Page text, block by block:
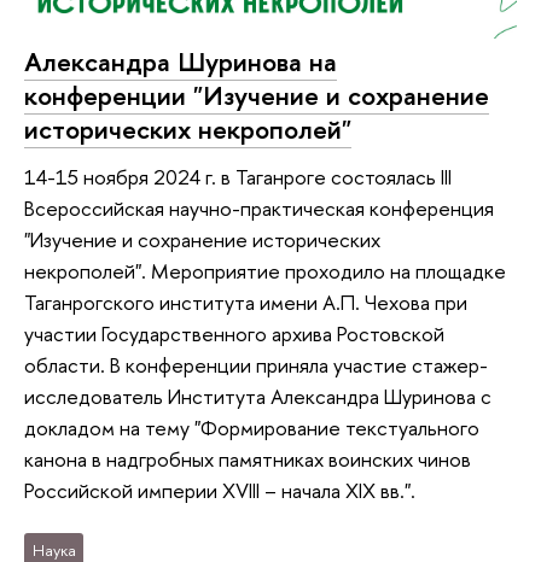
Александра Шуринова на
конференции "Изучение и сохранение
исторических некрополей"
14-15 ноября 2024 г. в Таганроге состоялась III
Всероссийская научно-практическая конференция
"Изучение и сохранение исторических
некрополей". Мероприятие проходило на площадке
Таганрогского института имени А.П. Чехова при
участии Государственного архива Ростовской
области. В конференции приняла участие стажер-
исследователь Института Александра Шуринова с
докладом на тему "Формирование текстуального
канона в надгробных памятниках воинских чинов
Российской империи XVIII – начала XIX вв.".
Наука